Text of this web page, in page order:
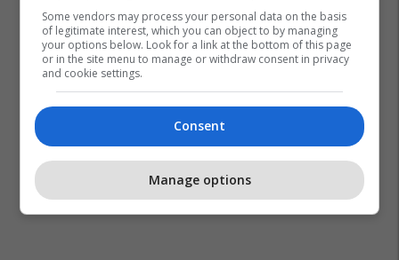
Some vendors may process your personal data on the basis
of legitimate interest, which you can object to by managing
your options below. Look for a link at the bottom of this page
or in the site menu to manage or withdraw consent in privacy
and cookie settings.
Consent
Manage options